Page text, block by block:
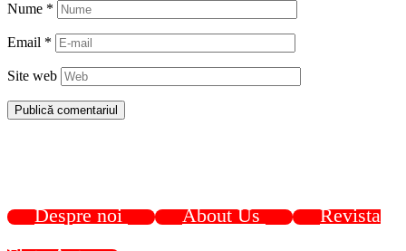
Nume *
Email *
Site web
Despre noi About Us
Revista